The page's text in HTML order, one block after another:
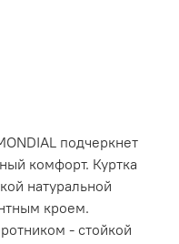
подчеркнет
комфорт. Куртка
натуральной
кроем.
- стойкой